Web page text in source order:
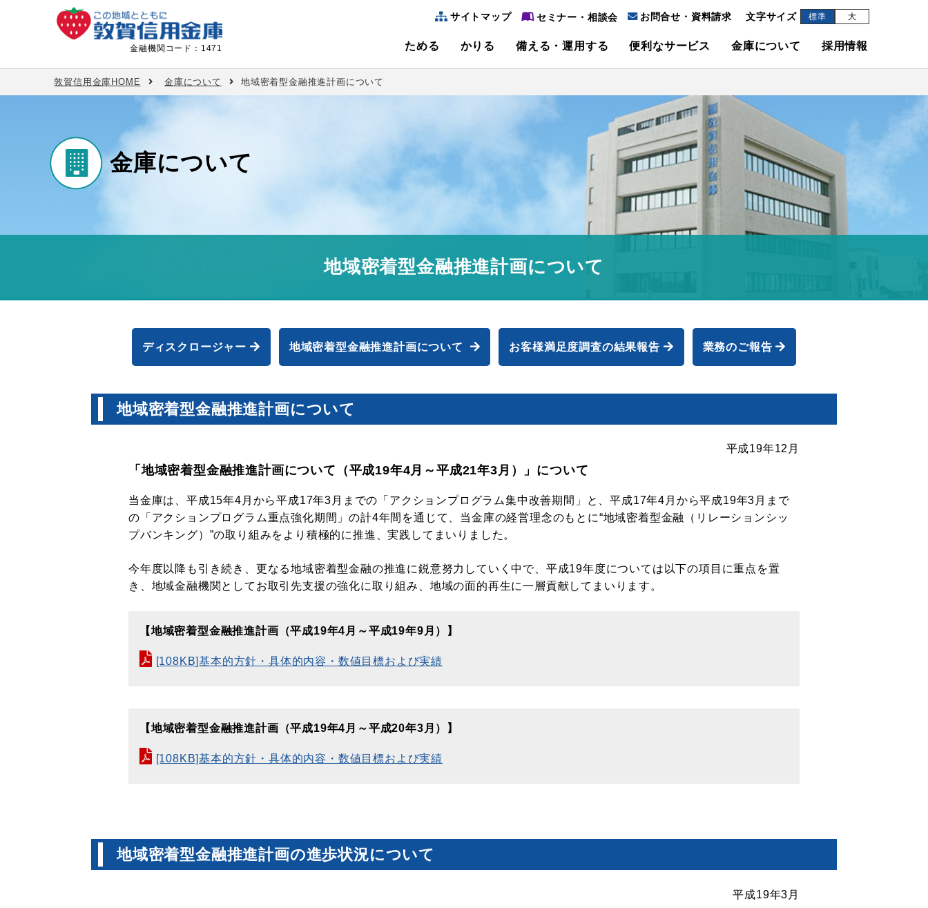
金融機関コード：1471
サイトマップ セミナー・相談会 お問合せ・資料請求 文字サイズ 標準 大
ためる
お金をためる
ためるTOP 基本となる預金
定期積金
財形預金
かりる
お金をかりる
かりるTOP＆web完結＆ネット申込 住宅ローン
マイカーローン
カードローン 教育ローン
ローンシミュレーション
備える・運用する
備える・運用する
備える・運用するTOP WEB保険商品
個人向け信託商品
投資信託 個人向け国債
個人型確定拠出年金（しんきんiDeCo）
便利なサービス
便利なサービス
便利なサービスTOP ATMご利用案内
BankPay（バンクペイ）アプリ
生活基盤プラットフォーム「ペンリィ」 ICキャッシュカード
クレジットカード
ペイジー口座振替受付サービス
金庫について
金庫について
金庫についてTOP 金庫概要
一般事業主行動計画
環境への取り組み ディスクロージャー
SDGsへの取り組み
採用情報
採用情報
採用情報TOP 金庫概要
人事研修課からのメッセージ
先輩職員からのメッセージ 福利厚生
企業説明会
敦賀信用金庫HOME 金庫について 地域密着型金融推進計画について
金庫について
地域密着型金融推進計画について
ディスクロージャー 地域密着型金融推進計画について お客様満足度調査の結果報告 業務のご報告
地域密着型金融推進計画について
平成19年12月
「地域密着型金融推進計画について（平成19年4月～平成21年3月）」について
当金庫は、平成15年4月から平成17年3月までの「アクションプログラム集中改善期間」と、平成17年4月から平成19年3月まで
の「アクションプログラム重点強化期間」の計4年間を通じて、当金庫の経営理念のもとに“地域密着型金融（リレーションシッ
プバンキング）”の取り組みをより積極的に推進、実践してまいりました。
今年度以降も引き続き、更なる地域密着型金融の推進に鋭意努力していく中で、平成19年度については以下の項目に重点を置
き、地域金融機関としてお取引先支援の強化に取り組み、地域の面的再生に一層貢献してまいります。
【地域密着型金融推進計画（平成19年4月～平成19年9月）】
[108KB]基本的方針・具体的内容・数値目標および実績
【地域密着型金融推進計画（平成19年4月～平成20年3月）】
[108KB]基本的方針・具体的内容・数値目標および実績
地域密着型金融推進計画の進歩状況について
平成19年3月